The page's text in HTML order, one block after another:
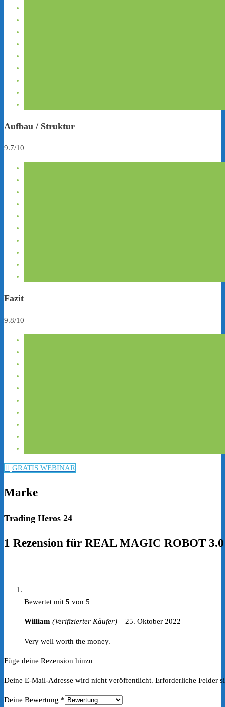
Aufbau / Struktur
9.7/10
Fazit
9.8/10
GRATIS WEBINAR
Marke
Trading Heros 24
1 Rezension für REAL MAGIC ROBOT
Bewertet mit 5 von 5
William (Verifizierter Käufer) – 25. Oktober 2022
Very well worth the money.
Füge deine Rezension hinzu
Deine E-Mail-Adresse wird nicht veröffentlicht. Erforderliche Felder
Deine Bewertung *